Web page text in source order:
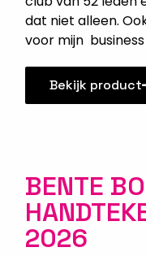
dat niet alleen.
voor mijn
Bekijk product
BENTE
2026